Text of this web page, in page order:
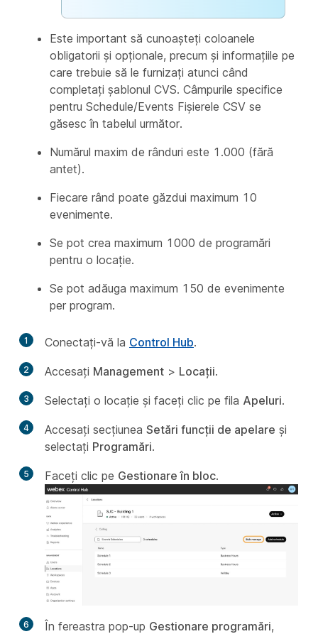
Este important să cunoașteți coloanele
obligatorii și opționale, precum și informațiile pe
care trebuie să le furnizați atunci când
completați șablonul CVS. Câmpurile specifice
pentru Schedule/Events Fișierele CSV se
găsesc în tabelul următor.
Numărul maxim de rânduri este 1.000 (fără
antet).
Fiecare rând poate găzdui maximum 10
evenimente.
Se pot crea maximum 1000 de programări
pentru o locație.
Se pot adăuga maximum 150 de evenimente
per program.
1 Conectați-vă la Control Hub.
2 Accesați Management > Locații.
3 Selectați o locație și faceți clic pe fila Apeluri.
4 Accesați secțiunea Setări funcții de apelare și
selectați Programări.
5 Faceți clic pe Gestionare în bloc.
6 În fereastra pop-up Gestionare programări,